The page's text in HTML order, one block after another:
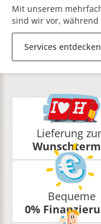
Mit unserem
sind wir vor,
Services entdecken
Lieferung
Bequeme
0%